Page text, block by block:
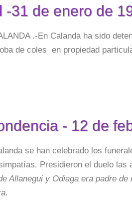
-31 de enero de
.-En Calanda ha sido
de coles en propiedad
- 12 de
se han celebrado los
Presidieron el duelo
Allanegui y Odiaga era padre